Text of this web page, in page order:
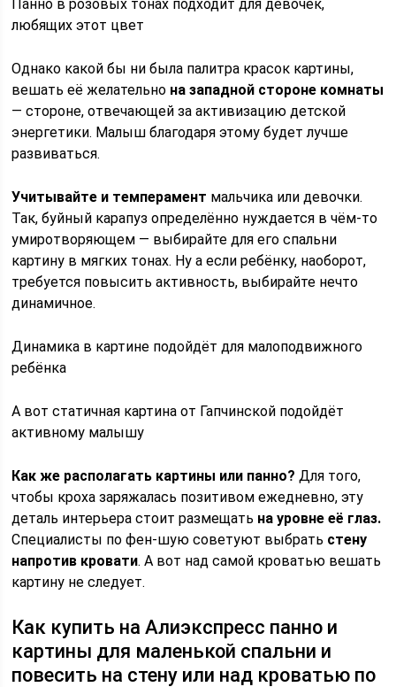
Панно в розовых тонах подходит для девочек,
любящих этот цвет
Однако какой бы ни была палитра красок картины,
вешать её желательно на западной стороне комнаты
— стороне, отвечающей за активизацию детской
энергетики. Малыш благодаря этому будет лучше
развиваться.
Учитывайте и темперамент мальчика или девочки.
Так, буйный карапуз определённо нуждается в чём-то
умиротворяющем — выбирайте для его спальни
картину в мягких тонах. Ну а если ребёнку, наоборот,
требуется повысить активность, выбирайте нечто
динамичное.
Динамика в картине подойдёт для малоподвижного
ребёнка
А вот статичная картина от Гапчинской подойдёт
активному малышу
Как же располагать картины или панно? Для того,
чтобы кроха заряжалась позитивом ежедневно, эту
деталь интерьера стоит размещать на уровне её глаз.
Специалисты по фен-шую советуют выбрать стену
напротив кровати. А вот над самой кроватью вешать
картину не следует.
Как купить на Алиэкспресс панно и
картины для маленькой спальни и
повесить на стену или над кроватью по